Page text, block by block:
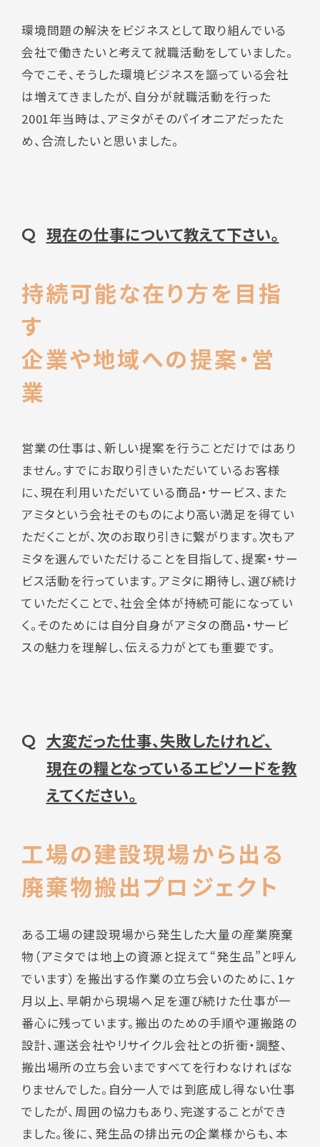
環境問題の解決をビジネスとして取り組んでいる
会社で働きたいと考えて就職活動をしていました。
今でこそ、そうした環境ビジネスを謳っている会社
は増えてきましたが、自分が就職活動を行った
2001年当時は、アミタがそのパイオニアだったた
め、合流したいと思いました。
Q 現在の仕事について教えて下さい。
持続可能な在り方を目指
す
企業や地域への提案・営
業
営業の仕事は、新しい提案を行うことだけではあり
ません。すでにお取り引きいただいているお客様
に、現在利用いただいている商品・サービス、また
アミタという会社そのものにより高い満足を得てい
ただくことが、次のお取り引きに繋がります。次もア
ミタを選んでいただけることを目指して、提案・サー
ビス活動を行っています。アミタに期待し、選び続け
ていただくことで、社会全体が持続可能になってい
く。そのためには自分自身がアミタの商品・サービ
スの魅力を理解し、伝える力がとても重要です。
Q 大変だった仕事、失敗したけれど、
現在の糧となっているエピソードを教
えてください。
工場の建設現場から出る
廃棄物搬出プロジェクト
ある工場の建設現場から発生した大量の産業廃棄
物（アミタでは地上の資源と捉えて“発生品”と呼ん
でいます）を搬出する作業の立ち会いのために、1ヶ
月以上、早朝から現場へ足を運び続けた仕事が一
番心に残っています。搬出のための手順や運搬路の
設計、運送会社やリサイクル会社との折衝・調整、
搬出場所の立ち会いまですべてを行わなければな
りませんでした。自分一人では到底成し得ない仕事
でしたが、周囲の協力もあり、完遂することができ
ました。後に、発生品の排出元の企業様からも、本